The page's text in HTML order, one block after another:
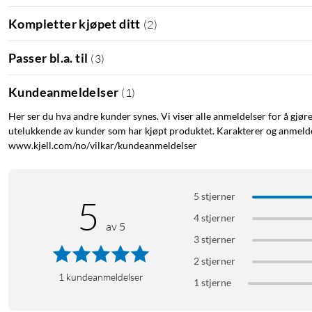
Den fotoelektriske sensoren reagerer på både ulmebranner
redusere risikoen for falske alarmer. Sensoren oppfyller UL
Kompakt og diskret
Med en diameter på bare 70 mm er Smoke Sensor E10
taket uten å forstyrre interiøret.
Smart og tilkoblet
Koble sensoren til en eufy HomeBase Mini, HomeBase 2,
Spesifikasjoner
Sensortype: Fotoelektrisk
Diameter: 70 mm
Mål (BxDxH): 70×70×37 mm
Kompletter kjøpet ditt (2)
Passer bl.a. til (3)
Kundeanmeldelser ( 1 )
Her ser du hva andre kunder synes. Vi viser alle anmeldelser for å
utelukkende av kunder som har kjøpt produktet. Karakterer og
www.kjell.com/no/vilkar/kundeanmeldelser
5 av 5
1 kundeanmeldelser
5 stjerner
4 stjerner
3 stjerner
2 stjerner
1 stjerne